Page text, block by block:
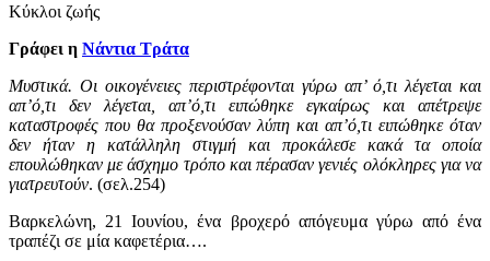
Κύκλοι ζωής
Γράφει η Νάντια Τράτα
Μυστικά. Οι οικογένειες περιστρέφονται γύρω απ’ ό,τι λέγεται και
απ’ό,τι δεν λέγεται, απ’ό,τι ειπώθηκε εγκαίρως και απέτρεψε
καταστροφές που θα προξενούσαν λύπη και απ’ό,τι ειπώθηκε όταν
δεν ήταν η κατάλληλη στιγμή και προκάλεσε κακά τα οποία
επουλώθηκαν με άσχημο τρόπο και πέρασαν γενιές ολόκληρες για να
γιατρευτούν. (σελ.254)
Βαρκελώνη, 21 Ιουνίου, ένα βροχερό απόγευμα γύρω από ένα
τραπέζι σε μία καφετέρια….